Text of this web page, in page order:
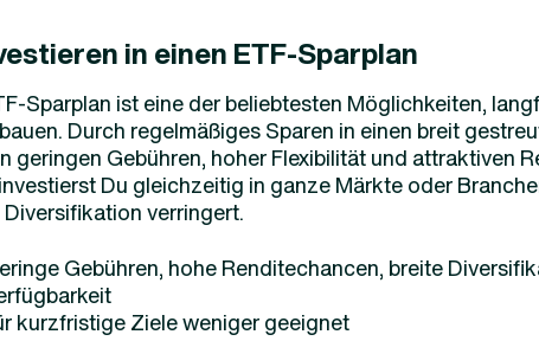
in einen ETF-Sparplan
Sparplan ist eine der beliebtesten Möglichkeiten,
Durch regelmäßiges Sparen in einen breit
geringen Gebühren, hoher Flexibilität und attraktiven
Du gleichzeitig in ganze Märkte oder
verringert.
Gebühren, hohe Renditechancen, breite
kurzfristige Ziele weniger geeignet